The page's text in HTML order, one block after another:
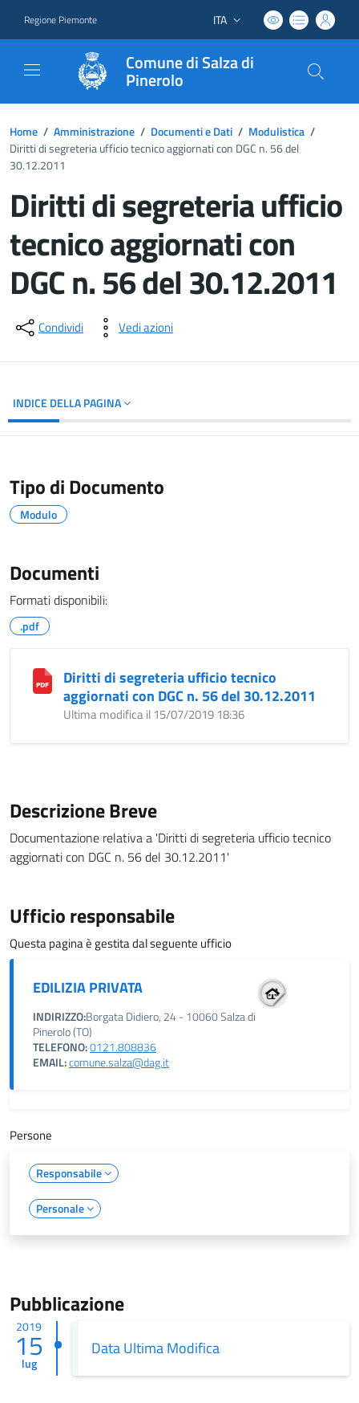
Regione Piemonte Lingua attiva:
ITA
Comune di Salza di
Pinerolo
Home / Amministrazione / Documenti e Dati / Modulistica /
Diritti di segreteria ufficio tecnico aggiornati con DGC n. 56 del
30.12.2011
Diritti di segreteria ufficio
tecnico aggiornati con
DGC n. 56 del 30.12.2011
Dettagli del documento
Condividi Vedi azioni
INDICE DELLA PAGINA
Tipo di Documento
Modulo
Documenti
Formati disponibili:
.pdf
Diritti di segreteria ufficio tecnico
aggiornati con DGC n. 56 del 30.12.2011
Ultima modifica il 15/07/2019 18:36
Descrizione Breve
Documentazione relativa a 'Diritti di segreteria ufficio tecnico
aggiornati con DGC n. 56 del 30.12.2011'
Ufficio responsabile
Questa pagina è gestita dal seguente ufficio
EDILIZIA PRIVATA
INDIRIZZO:Borgata Didiero, 24 - 10060 Salza di
Pinerolo (TO)
TELEFONO:0121.808836
EMAIL:comune.salza@dag.it
Persone
Responsabile
Personale
Pubblicazione
2019
15
lug
Data Ultima Modifica